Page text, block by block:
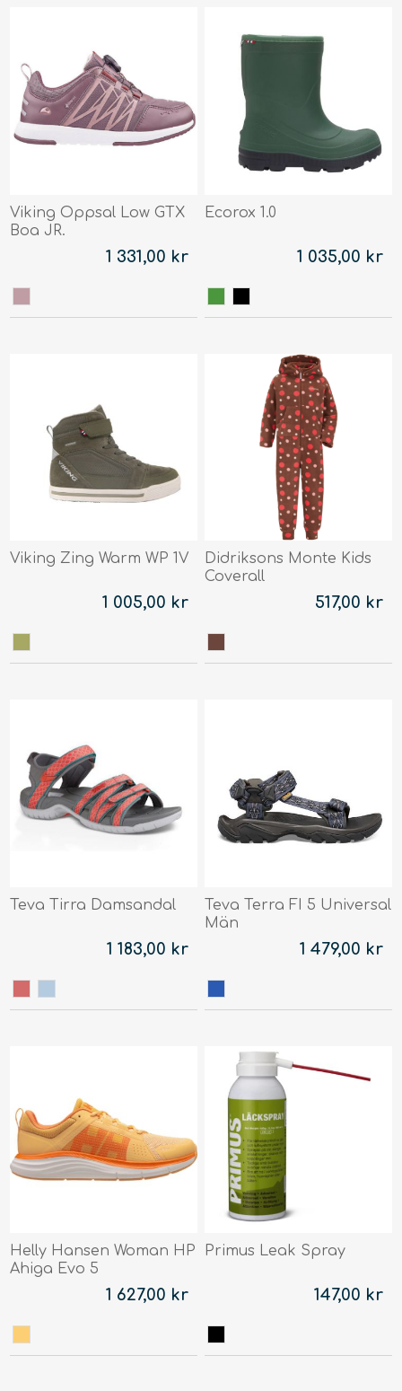
Viking Oppsal Low GTX
Boa JR.
1 331,00 kr
Ecorox 1.0
1 035,00 kr
Viking Zing Warm WP 1V
1 005,00 kr
Didriksons Monte Kids
Coverall
517,00 kr
Teva Tirra Damsandal
1 183,00 kr
Teva Terra FI 5 Universal
Män
1 479,00 kr
Helly Hansen Woman HP
Ahiga Evo 5
1 627,00 kr
Primus Leak Spray
147,00 kr